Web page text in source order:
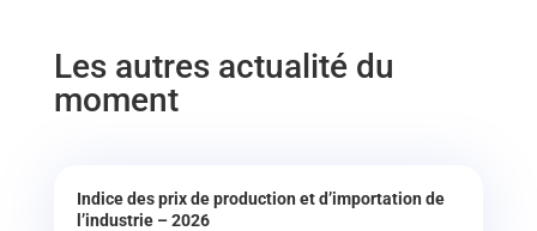
Les autres actualité du
moment
Indice des prix de production et d’importation de
l’industrie – 2026